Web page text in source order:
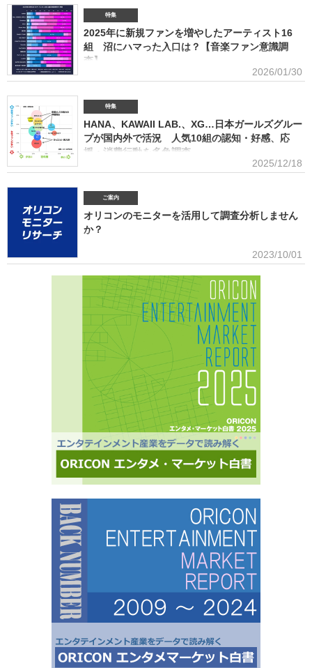
SNS・動画配信を横断したファン行動を分析。今後のマーケティング戦略に活用できる内容を
提供(2026年5月)アーティストグッズに関する調査2026「なぜ買うのか」「何が売れるのか」
「いくらまで買うのか」を明確化し、商品企画・価格設計・販売戦略に直結する示唆を提案
(2026年4月)ストリーミング影響分析分析（TikTok＆YouTube）2026TikTokトレンドがどのよ
うにストリーミングに影響を与えたかを、YouTubeの順位推移とともにグラフ化(2026年2月)音
楽パッケージの購入行動に関する調査
特集
2025年に新規ファンを増やしたアーティスト16
組 沼にハマった入口は？【音楽ファン意識調
査】
ORICON BiZ onlineでは「2025年に好きになったアーティスト」のア
年、2024年に続いて5回目。直近2年の得票数はMrs. GREEN APPLEがダントツだったが、
2025年の音楽シーンにおいて最も多くの“新規ファン”を獲得したアーティストは誰だったの
か、得票数TOP15（13位が同率4組だったため計16組）を紹介する。 本調査は、2025年12
月12日～18日にインターネットで実施。10～50代男女の回答者全体（4576人）のうち、
「2025年1～12月の期間に初めて好きになった音楽アーティストはいますか（※2024年以前か
らずっと好きというアーティストは対象外）」との問いに「いる」と答えた人（1833人＝全体
2026/01/30
特集
HANA、KAWAII LAB.、XG…日本ガールズグルー
プが国内外で活況 人気10組の認知・好感、応
援・消費行動を多角調査
日本のガールズグループシーンでは近年、BMSG×ちゃんみながタッグ
グで鮮烈な初登場1位デビュー、アソビシステムからFRUITS ZIPPERを筆頭とするKAWAII
LAB.所属のグループがSNSを通じて続々と台頭、メンバー7人全員が日本人ながら海外を主戦
場としているXGの国内外での大旋風など活況をみせている。オリコンリサーチではガールズグ
ループ10組を対象とし、認知経路、イメージ、情報源、推し活・消費行動などを多角的に調査
1月以降の配信開始楽曲でストリーミング累積3000万回超えの作品がある】日本のガールズグ
2025/12/18
ご案内
オリコンのモニターを活用して調査分析しません
か？
■アンケート専用のモニター組織世の中に影響力を持つオリコン・ラン
テーションを基にした調査が可能生活意識や志向性など日本人を価値観という視点から、予め
セグメントしたモニター調査が可能。■オリコングループならではの「エンタメ」に特化音楽ア
ーティスト・アイドル・俳優・女優・アナウンサー・ドラマ・ライブ・ゲーム…など、エンタ
メ分野のマーケティングリサーチの実績多数。■“オリコンランキング”のブランドをコンシュー
マ分野においても活用・アンケートモニターの意見をランキング化し、メディア展開・ビジネ
ス記事のエビデンスデータとして・定性データをoricon BiZ onlineに蓄積■様々なクライアント
様にご利用いただいております■活用事例 ●アーティストの現
2023/10/01